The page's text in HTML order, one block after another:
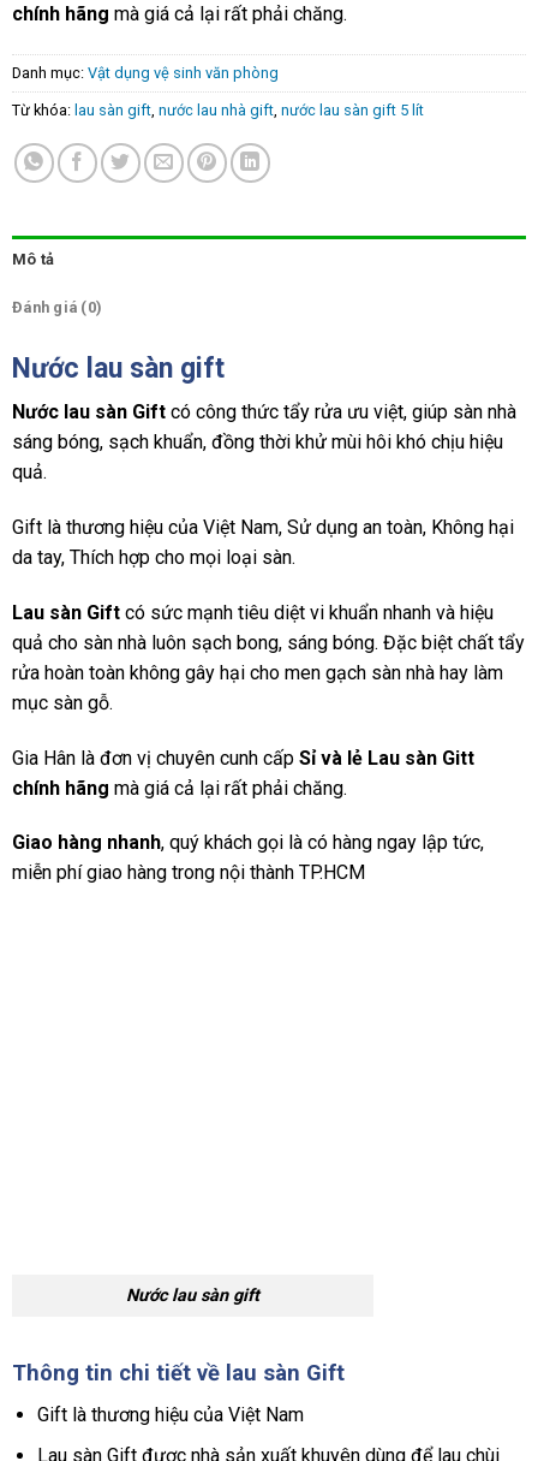
chính hãng mà giá cả lại rất phải chăng.
Danh mục: Vật dụng vệ sinh văn phòng
Từ khóa: lau sàn gift nước lau nhà gift nước lau sàn gift 5 lít
Mô tả
Đánh giá (0)
Nước lau sàn gift
Nước lau sàn Gift có công thức tẩy rửa ưu việt, giúp sàn nhà
sáng bóng, sạch khuẩn, đồng thời khử mùi hôi khó chịu hiệu
quả.
Gift là thương hiệu của Việt Nam, Sử dụng an toàn, Không hại
da tay, Thích hợp cho mọi loại sàn.
Lau sàn Gift có sức mạnh tiêu diệt vi khuẩn nhanh và hiệu
quả cho sàn nhà luôn sạch bong, sáng bóng. Đặc biệt chất tẩy
rửa hoàn toàn không gây hại cho men gạch sàn nhà hay làm
mục sàn gỗ.
Gia Hân là đơn vị chuyên cunh cấp Sỉ và lẻ Lau sàn Gitt
chính hãng mà giá cả lại rất phải chăng.
Giao hàng nhanh, quý khách gọi là có hàng ngay lập tức,
miễn phí giao hàng trong nội thành TP.HCM
Nước lau sàn gift
Thông tin chi tiết về lau sàn Gift
Gift là thương hiệu của Việt Nam
Lau sàn Gift được nhà sản xuất khuyên dùng để lau chùi